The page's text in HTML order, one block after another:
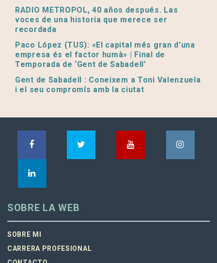
RADIO METROPOL, 40 años después. Las
voces de una historia que merece ser
recordada
Paco López (TUS): «El capital més gran d’una
empresa és el factor humà» | Final de
Temporada de ‘Gent de Sabadell’
Gent de Sabadell : Coneixem a Toni Valenzuela
i el seu compromís amb la ciutat
SOBRE LA WEB
SOBRE MI
CARRERA PROFESIONAL